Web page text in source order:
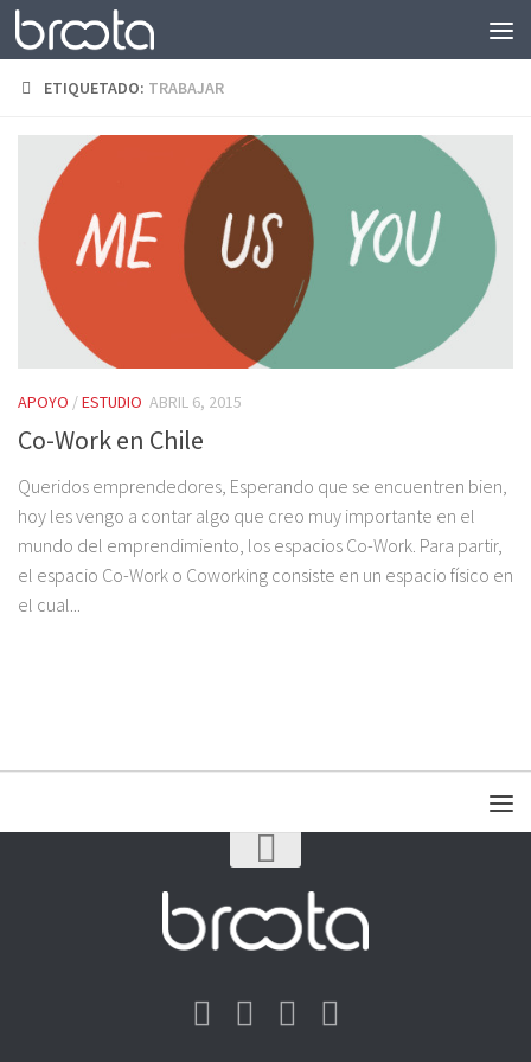
Saltar al contenido
ETIQUETADO: TRABAJAR
APOYO /ESTUDIO ABRIL 6, 2015
Co-Work en Chile
Queridos emprendedores, Esperando que se encuentren bien,
hoy les vengo a contar algo que creo muy importante en el
mundo del emprendimiento, los espacios Co-Work. Para partir,
el espacio Co-Work o Coworking consiste en un espacio físico en
el cual...